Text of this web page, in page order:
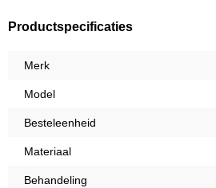
Productspecificaties
Merk
Model
Besteleenheid
Materiaal
Behandeling